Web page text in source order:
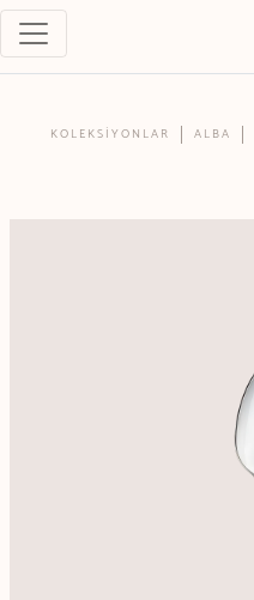
KOLEKSİYONLAR ALBA